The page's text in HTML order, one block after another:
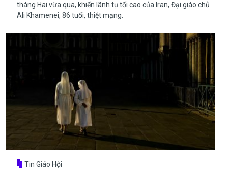
tháng Hai vừa qua, khiến lãnh tụ tối cao của Iran, Đại giáo chủ
Ali Khamenei, 86 tuổi, thiệt mạng.
Tin Giáo Hội